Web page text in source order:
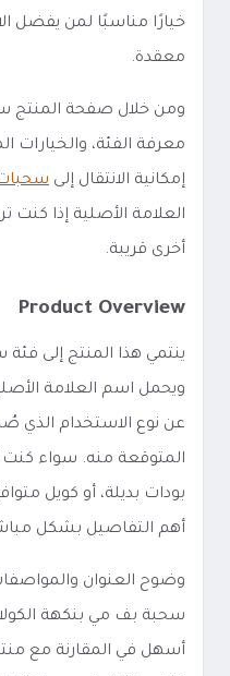
خيارًا مناسبًا لمن يفضل
معقدة.
ومن خلال صفحة المنتج
معرفة الفئة، والخيارات
إمكانية الانتقال إلى سحبات
العلامة الأصلية إذا كنت
أخرى قريبة.
Product Overview
ينتمي هذا المنتج إلى
ويحمل اسم العلامة
عن نوع الاستخدام الذي
المتوقعة منه. سواء كنت
بودات بديلة، أو كويل
أهم التفاصيل بشكل
وضوح العنوان
أسهل في المقارنة مع